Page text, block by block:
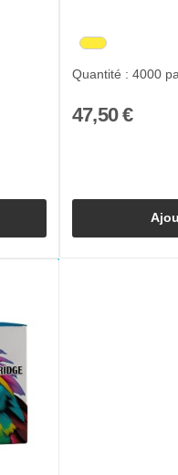
Quantité : 4000
47,50 €